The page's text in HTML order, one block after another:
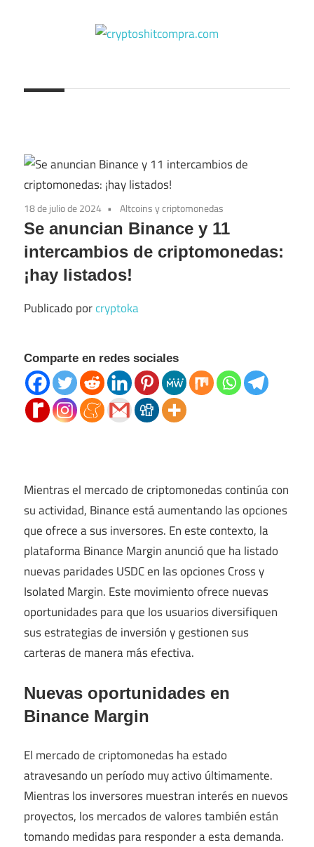
18 de julio de 2024 Altcoins y criptomonedas
Se anuncian Binance y 11
intercambios de criptomonedas:
¡hay listados!
Publicado porcryptoka
Comparte en redes sociales
Mientras el mercado de criptomonedas continúa con
su actividad, Binance está aumentando las opciones
que ofrece a sus inversores. En este contexto, la
plataforma Binance Margin anunció que ha listado
nuevas paridades USDC en las opciones Cross y
Isolated Margin. Este movimiento ofrece nuevas
oportunidades para que los usuarios diversifiquen
sus estrategias de inversión y gestionen sus
carteras de manera más efectiva.
Nuevas oportunidades en
Binance Margin
El mercado de criptomonedas ha estado
atravesando un período muy activo últimamente.
Mientras los inversores muestran interés en nuevos
proyectos, los mercados de valores también están
tomando medidas para responder a esta demanda.